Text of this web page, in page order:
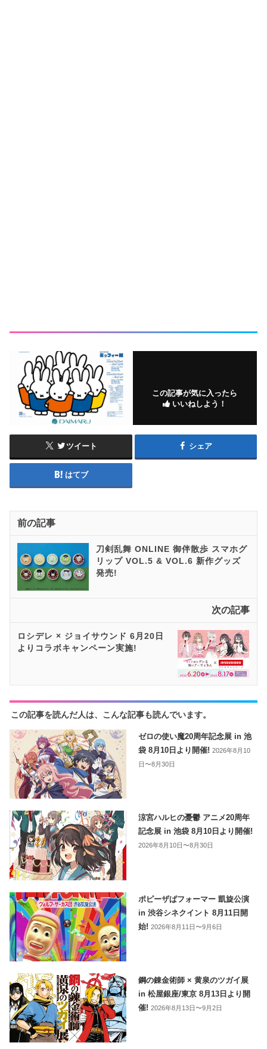
この記事が気に入ったら
いいねしよう！
ツイート シェア
はてブ
前の記事
刀剣乱舞 O​NLINE 御伴散歩 スマホグ
リップ VOL.5 & VOL.6 新作グッズ
発売!
次の記事
ロシデレ × ジョイサウンド 6月20日
よりコラボキャンペーン実施!
この記事を読んだ人は、こんな記事も読んでいます。
ゼロの使い魔20周年記念展 in 池
袋 8月10日より開催!2026年8月10
日〜8月30日
涼宮ハルヒの憂鬱 アニメ20周年
記念展 in 池袋 8月10日より開催!
2026年8月10日〜8月30日
ポピーザぱフォーマー 凱旋公演
in 渋谷シネクイント 8月11日開
始!2026年8月11日〜9月6日
鋼の錬金術師 × 黄泉のツガイ展
in 松屋銀座/東京 8月13日より開
催!2026年8月13日〜9月2日